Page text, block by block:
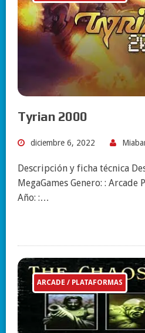
Tyrian 2000
diciembre 6, 2022
Descripción y ficha técnica
MegaGames Genero: : Arcade
Año: :…
ARCADE / PLATAFORMAS